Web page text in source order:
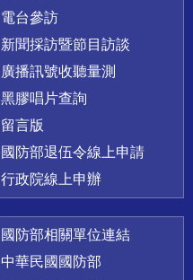
電台參訪
新聞採訪暨節目訪談
廣播訊號收聽量測
黑膠唱片查詢
留言版
國防部退伍令線上申請
行政院線上申辦
國防部相關單位連結
中華民國國防部